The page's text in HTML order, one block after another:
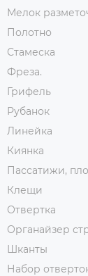
Мелок
Полотно
Стамеска
Фреза.
Грифель
Рубанок
Линейка
Киянка
Пассатижи,
Клещи
Отвертка
Органайзер
Шканты
Набор